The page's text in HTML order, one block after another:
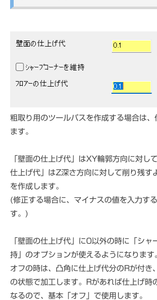
粗取り用のツールパスを作成する場合は、
ます。
「壁面の仕上げ代」はXY輪郭方向に対し
仕上げ代」はZ深さ方向に対して削り残す
を作成します。
(修正する場合に、マイナスの値を入力す
す。)
「壁面の仕上げ代」に0以外の時に「シャ
持」のオプションが使えるようになります
オフの時は、凸角に仕上げ代分のRが付き
の状態で加工します。Rがあれば仕上げ時
なるので、基本「オフ」で使用します。